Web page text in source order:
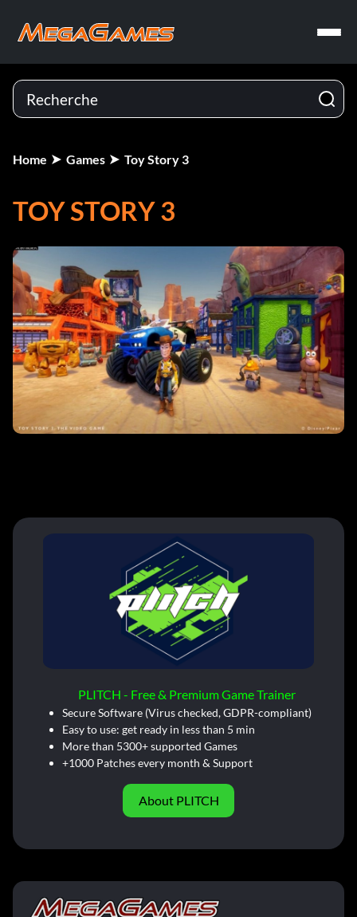
Home Games Toy Story 3
TOY STORY 3
PLITCH - Free & Premium Game Trainer
Secure Software (Virus checked, GDPR-compliant)
Easy to use: get ready in less than 5 min
More than 5300+ supported Games
+1000 Patches every month & Support
About PLITCH